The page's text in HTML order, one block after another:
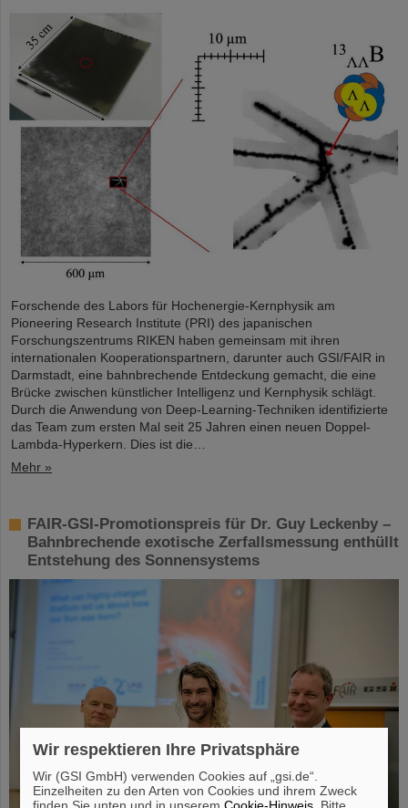
Forschende des Labors für Hochenergie-Kernphysik am
Pioneering Research Institute (PRI) des japanischen
Forschungszentrums RIKEN haben gemeinsam mit ihren
internationalen Kooperationspartnern, darunter auch GSI/FAIR in
Darmstadt, eine bahnbrechende Entdeckung gemacht, die eine
Brücke zwischen künstlicher Intelligenz und Kernphysik schlägt.
Durch die Anwendung von Deep-Learning-Techniken identifizierte
das Team zum ersten Mal seit 25 Jahren einen neuen Doppel-
Lambda-Hyperkern. Dies ist die…
Mehr »
FAIR-GSI-Promotionspreis für Dr. Guy Leckenby –
Bahnbrechende exotische Zerfallsmessung enthüllt
Entstehung des Sonnensystems
Wir respektieren Ihre Privatsphäre
Wir (GSI GmbH) verwenden Cookies auf „gsi.de“.
Einzelheiten zu den Arten von Cookies und ihrem Zweck